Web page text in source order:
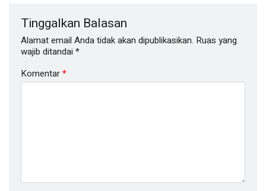
Tinggalkan Balasan
Alamat email Anda tidak akan dipublikasikan. Ruas yang
wajib ditandai *
Komentar*